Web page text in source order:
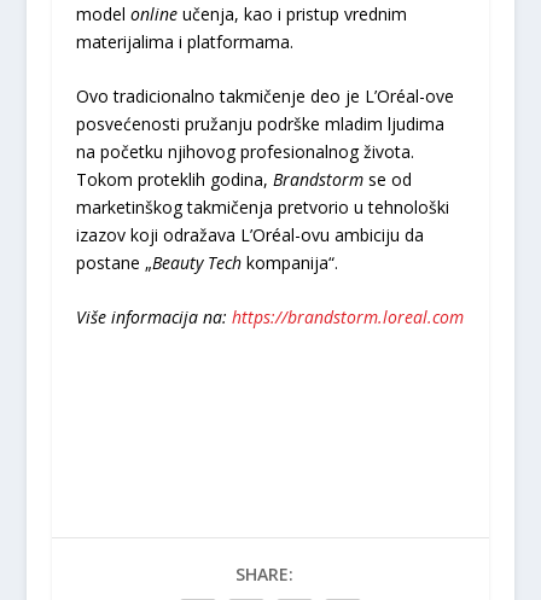
model onlineučenja, kao i pristup vrednim
materijalima i platformama.
Ovo tradicionalno takmičenje deo je L’Oréal-ove
posvećenosti pružanju podrške mladim ljudima
na početku njihovog profesionalnog života.
Tokom proteklih godina, Brandstormse od
marketinškog takmičenja pretvorio u tehnološki
izazov koji odražava L’Oréal-ovu ambiciju da
postane „Beauty Techkompanija“.
Više informacija na: https://brandstorm.loreal.com
SHARE: